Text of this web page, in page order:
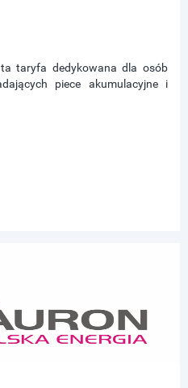
taryfa dedykowana dla osób
piece akumulacyjne i